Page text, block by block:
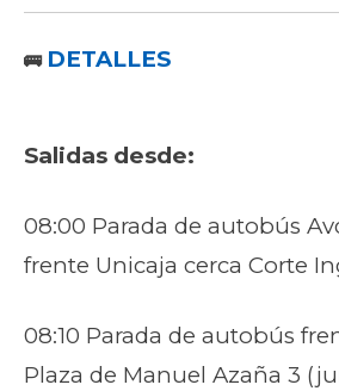
🚌 DETALLES
Salidas desde:
08:00 Parada de autobús
frente Unicaja cerca Corte
08:10 Parada de autobús
Plaza de Manuel Azaña 3